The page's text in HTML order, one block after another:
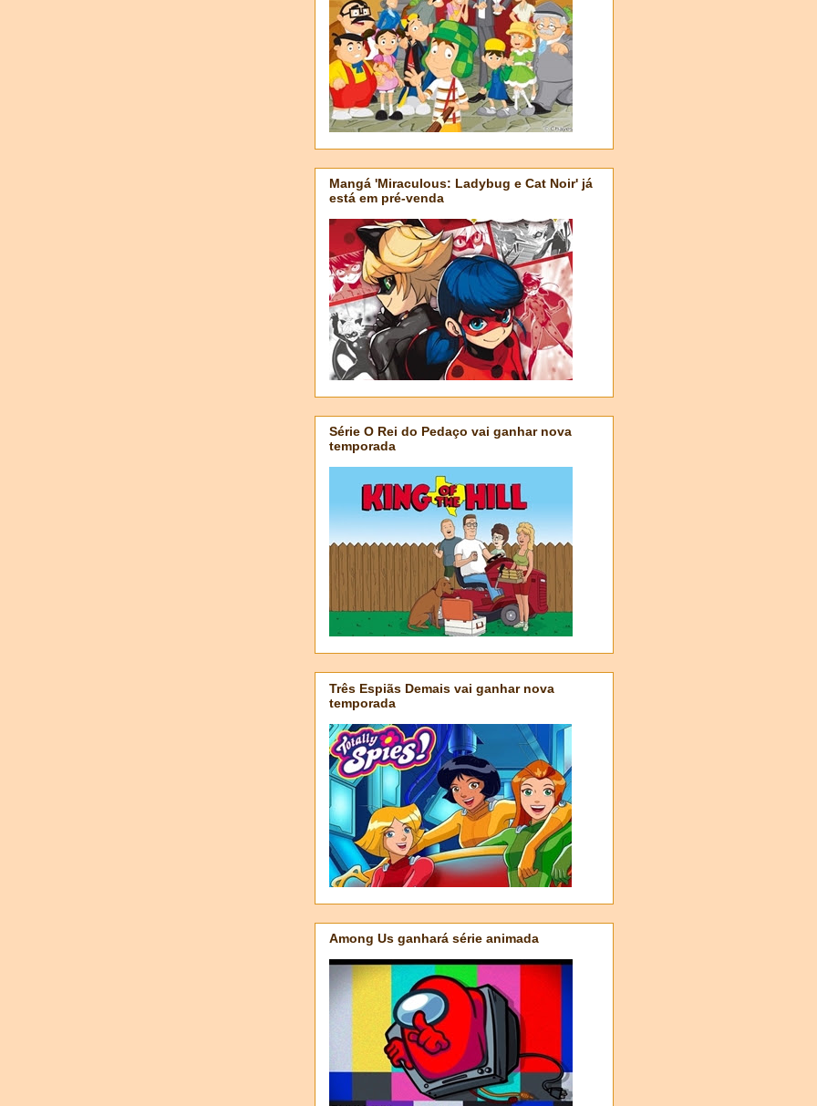
Mangá 'Miraculous: Ladybug e Cat Noir' já
está em pré-venda
Série O Rei do Pedaço vai ganhar nova
temporada
Três Espiãs Demais vai ganhar nova
temporada
Among Us ganhará série animada